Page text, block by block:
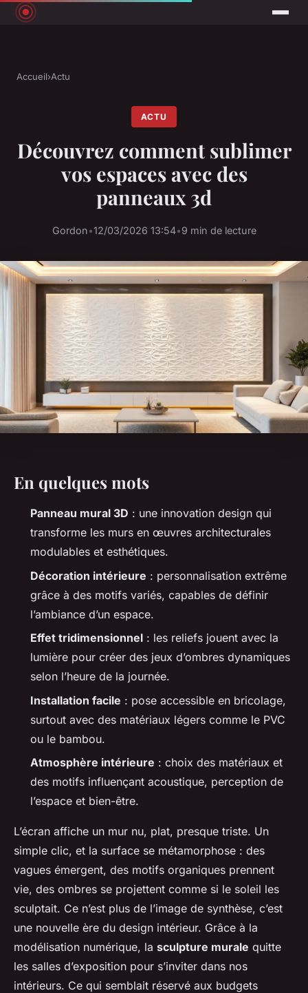
Accueil›Actu
ACTU
Découvrez comment sublimer
vos espaces avec des
panneaux 3d
Gordon•12/03/2026 13:54•9 min de lecture
En quelques mots
Panneau mural 3D : une innovation design qui
transforme les murs en œuvres architecturales
modulables et esthétiques.
Décoration intérieure : personnalisation extrême
grâce à des motifs variés, capables de définir
l’ambiance d’un espace.
Effet tridimensionnel : les reliefs jouent avec la
lumière pour créer des jeux d’ombres dynamiques
selon l’heure de la journée.
Installation facile : pose accessible en bricolage,
surtout avec des matériaux légers comme le PVC
ou le bambou.
Atmosphère intérieure : choix des matériaux et
des motifs influençant acoustique, perception de
l’espace et bien-être.
L’écran affiche un mur nu, plat, presque triste. Un
simple clic, et la surface se métamorphose : des
vagues émergent, des motifs organiques prennent
vie, des ombres se projettent comme si le soleil les
sculptait. Ce n’est plus de l’image de synthèse, c’est
une nouvelle ère du design intérieur. Grâce à la
modélisation numérique, la sculpture murale quitte
les salles d’exposition pour s’inviter dans nos
intérieurs. Ce qui semblait réservé aux budgets